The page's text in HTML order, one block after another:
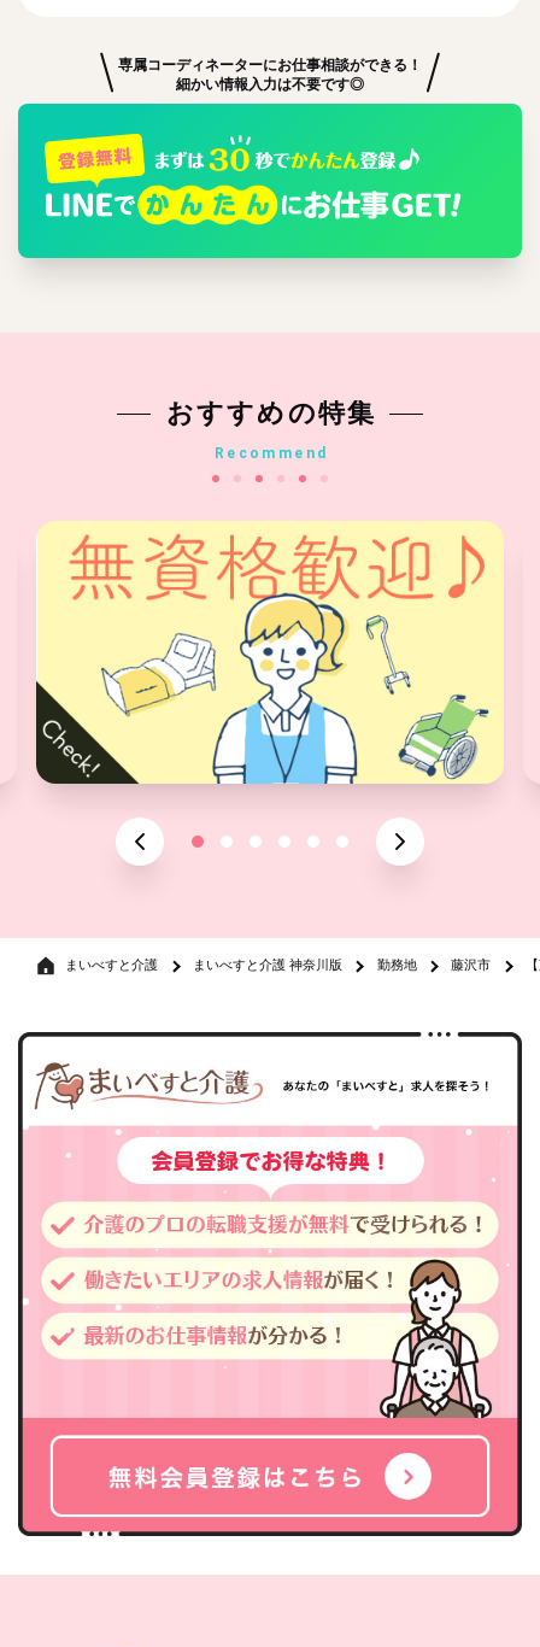
専属コーディネーターにお仕事相談ができる！
細かい情報入力は不要です◎
おすすめの特集
Recommend
まいべすと介護 まいべすと介護 神奈川版 勤務地 藤沢市